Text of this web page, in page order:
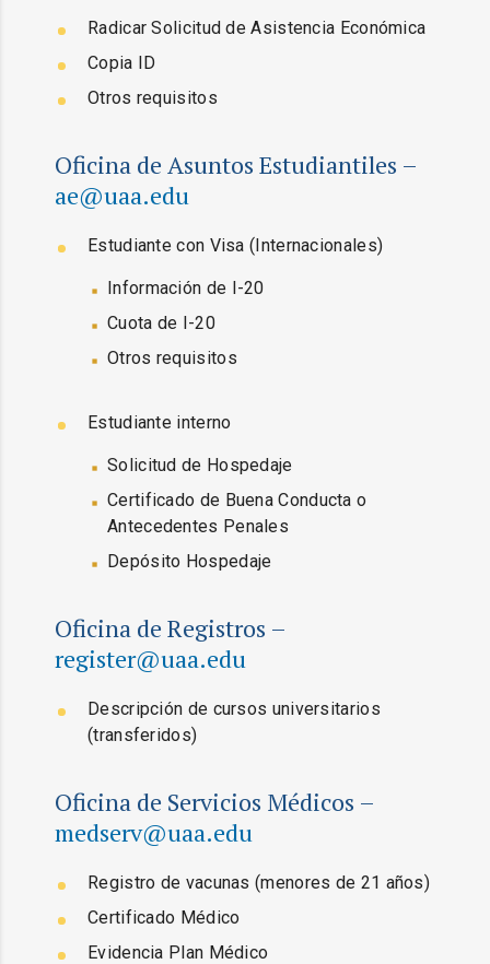
Radicar Solicitud de Asistencia Económica
Copia ID
Otros requisitos
Oficina de Asuntos Estudiantiles –
ae@uaa.edu
Estudiante con Visa (Internacionales)
Información de I-20
Cuota de I-20
Otros requisitos
Estudiante interno
Solicitud de Hospedaje
Certificado de Buena Conducta o
Antecedentes Penales
Depósito Hospedaje
Oficina de Registros –
register@uaa.edu
Descripción de cursos universitarios
(transferidos)
Oficina de Servicios Médicos –
medserv@uaa.edu
Registro de vacunas (menores de 21 años)
Certificado Médico
Evidencia Plan Médico